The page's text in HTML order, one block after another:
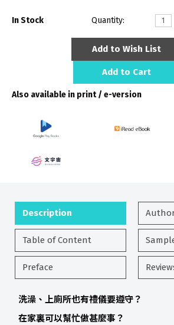
In Stock Quantity:
Add to Wish List
Add to Cart
Also available in print / e-version
Description
Table of Content
Preface
洗澡、上廁所也有禮儀要遵守？
在家裏可以幫忙做甚麼事？